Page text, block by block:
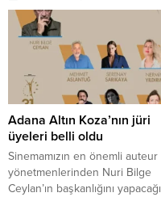
konuk edecek. Karşılaşma
öncesinde Gençlik ve Spor İl
Müdürü Murat Çağrı Kaya, maç
günü olası aksaklıkların önüne
geçmek amacıyla stadyumda
teknik ekibiyle birlikte
incelemelerde bulundu. Saha
zemini, tribün düzeni, elektronik
sistemler ve güvenlik...
Adana Altın Koza’nın jüri
üyeleri belli oldu
Sinemamızın en önemli auteur
yönetmenlerinden Nuri Bilge
Ceylan’ın başkanlığını yapacağı